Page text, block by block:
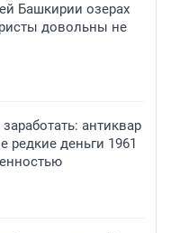
Башкирии озерах
довольны не
антиквар
редкие деньги 1961